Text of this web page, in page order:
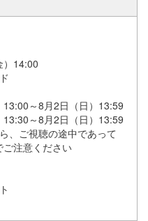
）14:00
～8月2日（日）13:59
～8月2日（日）13:59
、ご視聴の途中であって
ご注意ください